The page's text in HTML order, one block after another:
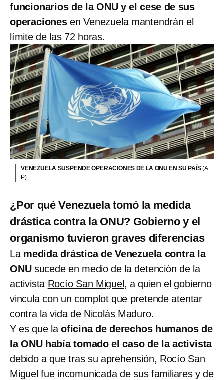
funcionarios de la ONU y el cese de sus
operacionesen Venezuela mantendrán el
límite de las 72 horas.
VENEZUELA SUSPENDE OPERACIONES DE LA ONU EN SU PAÍS(A
P)
¿Por qué Venezuela tomó la medida
drástica contra la ONU? Gobierno y el
organismo tuvieron graves diferencias
La medida drástica de Venezuela contra la
ONU sucede en medio de la detención de la
activista Rocío San Miguel , a quien el gobierno
vincula con un complot que pretende atentar
contra la vida de Nicolás Maduro.
Y es que la oficina de derechos humanos de
la ONU había tomado el caso de la activista
debido a que tras su aprehensión, Rocío San
Miguel fue incomunicada de sus familiares y de